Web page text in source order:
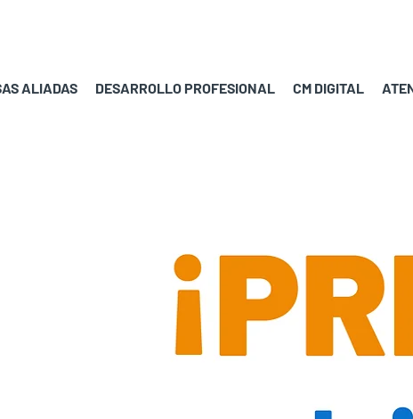
ALIADAS DESARROLLO PROFESIONAL CM DIGITAL